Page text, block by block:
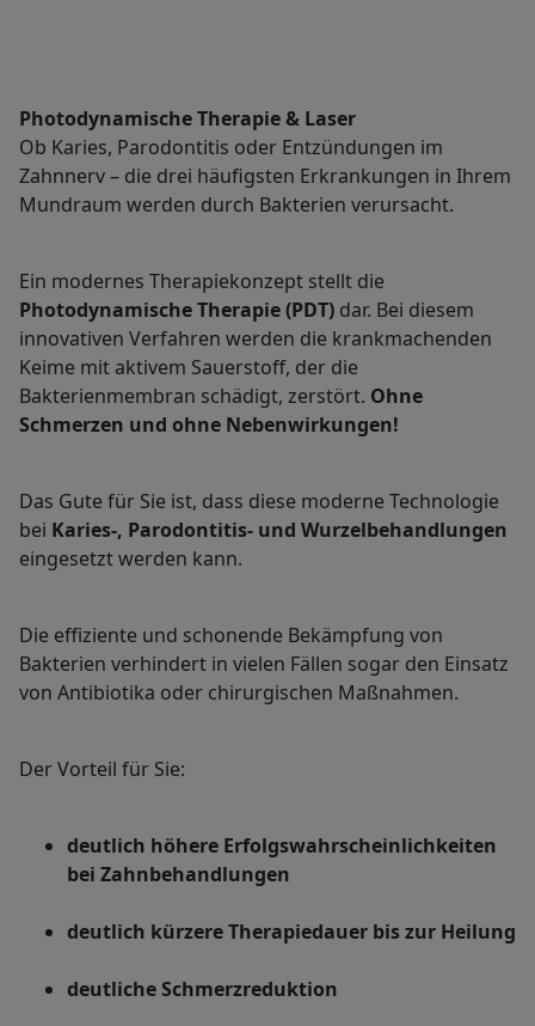
Photodynamische Therapie & Laser
Ob Karies, Parodontitis oder Entzündungen im
Zahnnerv – die drei häufigsten Erkrankungen in Ihrem
Mundraum werden durch Bakterien verursacht.
Ein modernes Therapiekonzept stellt die
Photodynamische Therapie (PDT) dar. Bei diesem
innovativen Verfahren werden die krankmachenden
Keime mit aktivem Sauerstoff, der die
Bakterienmembran schädigt, zerstört. Ohne
Schmerzen und ohne Nebenwirkungen!
Das Gute für Sie ist, dass diese moderne Technologie
bei Karies-, Parodontitis- und Wurzelbehandlungen
eingesetzt werden kann.
Die effiziente und schonende Bekämpfung von
Bakterien verhindert in vielen Fällen sogar den Einsatz
von Antibiotika oder chirurgischen Maßnahmen.
Der Vorteil für Sie:
deutlich höhere Erfolgswahrscheinlichkeiten
bei Zahnbehandlungen
deutlich kürzere Therapiedauer bis zur Heilung
deutliche Schmerzreduktion